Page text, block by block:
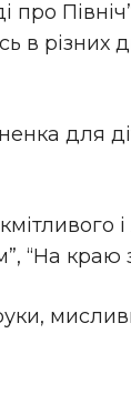
про
в різних
для
“На краю